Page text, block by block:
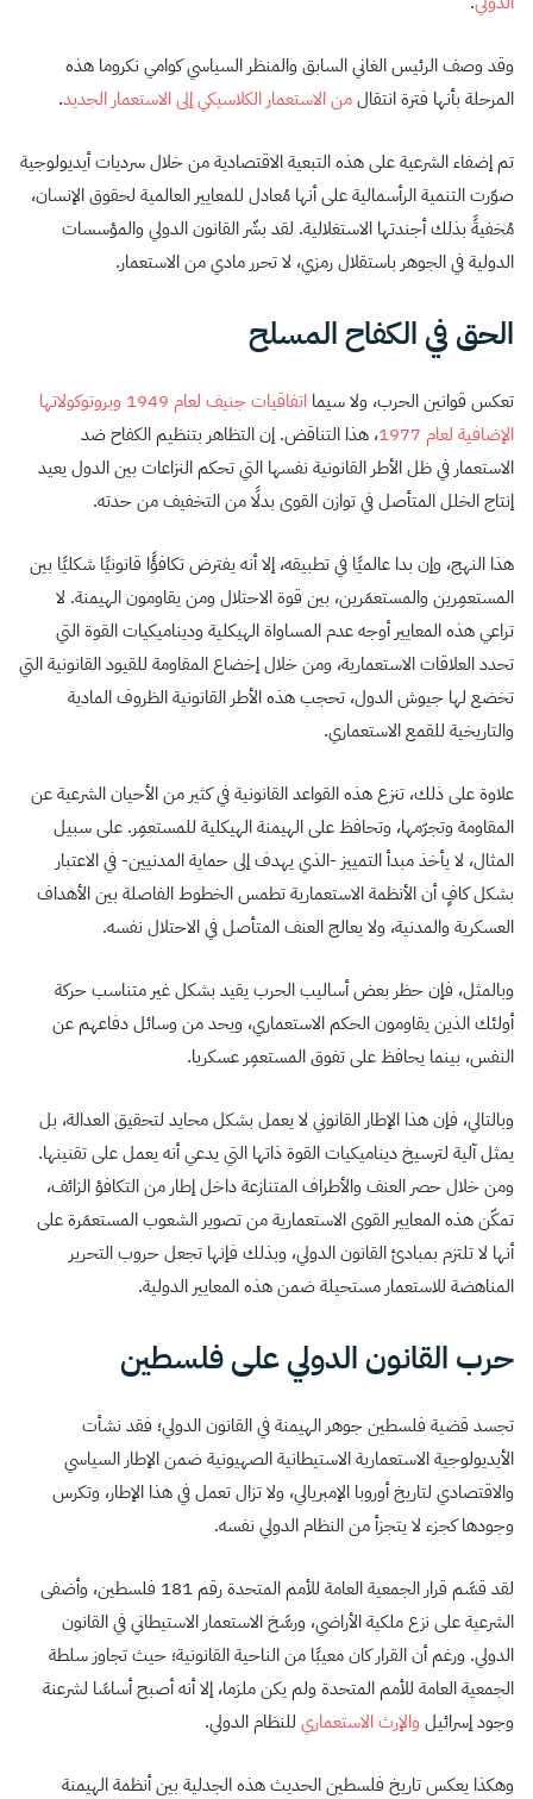
وقد وصف الرئيس الغاني السابق والمنظر السياسي كوامي نكروما هذه
المرحلة بأنها فترة انتقالمن الاستعمار الكلاسيكي إلى الاستعمار الجديد.
تم إضفاء الشرعية على هذه التبعية الاقتصادية من خلال سرديات أيديولوجية
صوّرت التنمية الرأسمالية على أنها مُعادل للمعايير العالمية لحقوق الإنسان،
مُخفيةً بذلك أجندتها الاستغلالية. لقد بشّر القانون الدولي والمؤسسات
الدولية في الجوهر باستقلال رمزي، لا تحرر مادي من الاستعمار.
الحق في الكفاح المسلح
تعكس قوانين الحرب، ولا سيما
اتفاقيات جنيف لعام 1949 وبروتوكولاتها
الإضافية لعام 1977
، هذا التناقض. إن التظاهر بتنظيم الكفاح ضد
الاستعمار في ظل الأطر القانونية نفسها التي تحكم النزاعات بين الدول يعيد
إنتاج الخلل المتأصل في توازن القوى بدلًا من التخفيف من حدته.
هذا النهج، وإن بدا عالميًا في تطبيقه، إلا أنه يفترض تكافؤًا قانونيًا شكليًا بين
المستعمِرين والمستعمَرين، بين قوة الاحتلال ومن يقاومون الهيمنة. لا
تراعي هذه المعايير أوجه عدم المساواة الهيكلية وديناميكيات القوة التي
تحدد العلاقات الاستعمارية، ومن خلال إخضاع المقاومة للقيود القانونية التي
تخضع لها جيوش الدول، تحجب هذه الأطر القانونية الظروف المادية
والتاريخية للقمع الاستعماري.
علاوة على ذلك، تنزع هذه القواعد القانونية في كثير من الأحيان الشرعية عن
المقاومة وتجرّمها، وتحافظ على الهيمنة الهيكلية للمستعمِر. على سبيل
المثال، لا يأخذ مبدأ التمييز -الذي يهدف إلى حماية المدنيين- في الاعتبار
بشكل كافٍ أن الأنظمة الاستعمارية تطمس الخطوط الفاصلة بين الأهداف
العسكرية والمدنية، ولا يعالج العنف المتأصل في الاحتلال نفسه.
وبالمثل، فإن حظر بعض أساليب الحرب يقيد بشكل غير متناسب حركة
أولئك الذين يقاومون الحكم الاستعماري، ويحد من وسائل دفاعهم عن
النفس، بينما يحافظ على تفوق المستعمِر عسكريا.
وبالتالي، فإن هذا الإطار القانوني لا يعمل بشكل محايد لتحقيق العدالة، بل
يمثل آلية لترسيخ ديناميكيات القوة ذاتها التي يدعي أنه يعمل على تقنينها.
ومن خلال حصر العنف والأطراف المتنازعة داخل إطار من التكافؤ الزائف،
تمكّن هذه المعايير القوى الاستعمارية من تصوير الشعوب المستعمَرة على
أنها لا تلتزم بمبادئ القانون الدولي، وبذلك فإنها تجعل حروب التحرير
المناهضة للاستعمار مستحيلة ضمن هذه المعايير الدولية.
حرب القانون الدولي على فلسطين
تجسد قضية فلسطين جوهر الهيمنة في القانون الدولي؛ فقد نشأت
الأيديولوجية الاستعمارية الاستيطانية الصهيونية ضمن الإطار السياسي
والاقتصادي لتاريخ أوروبا الإمبريالي، ولا تزال تعمل في هذا الإطار، وتكرس
وجودها كجزء لا يتجزأ من النظام الدولي نفسه.
لقد قسَّم قرار الجمعية العامة للأمم المتحدة رقم 181 فلسطين، وأضفى
الشرعية على نزع ملكية الأراضي، ورسَّخ الاستعمار الاستيطاني في القانون
الدولي. ورغم أن القرار كان معيبًا من الناحية القانونية؛ حيث تجاوز سلطة
الجمعية العامة للأمم المتحدة ولم يكن ملزما، إلا أنه أصبح أساسًا لشرعنة
وجود إسرائيل والإرثالاستعماري للنظام الدولي.
وهكذا يعكس تاريخ فلسطين الحديث هذه الجدلية بين أنظمة الهيمنة